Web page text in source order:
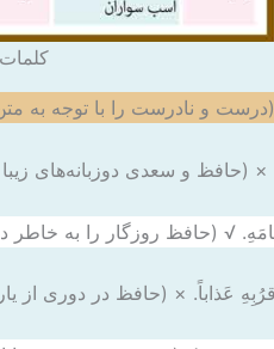
(درست و نادرست را با توجه به